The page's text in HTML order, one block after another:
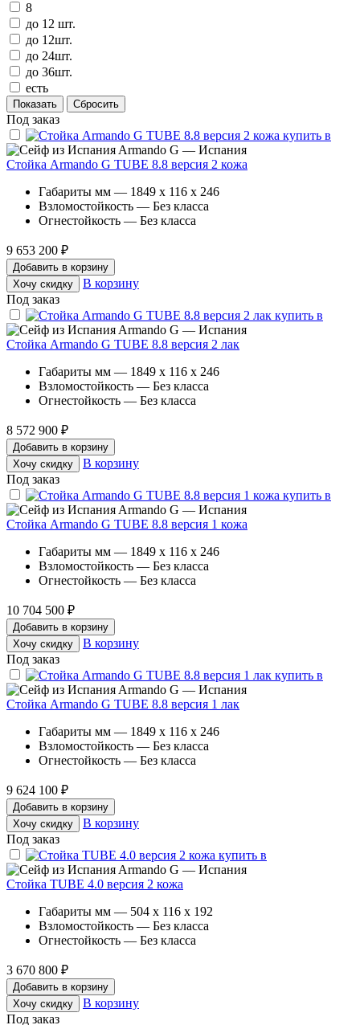
8
до 12 шт.
до 12шт.
до 24шт.
до 36шт.
есть
Под заказ
Armando G — Испания
Стойка Armando G TUBE 8.8 версия 2 кожа
Габариты мм — 1849 x 116 x 246
Взломостойкость — Без класса
Огнестойкость — Без класса
9 653 200 ₽
Добавить в корзину
Хочу скидку
В корзину
Под заказ
Armando G — Испания
Стойка Armando G TUBE 8.8 версия 2 лак
Габариты мм — 1849 x 116 x 246
Взломостойкость — Без класса
Огнестойкость — Без класса
8 572 900 ₽
Добавить в корзину
Хочу скидку
В корзину
Под заказ
Armando G — Испания
Стойка Armando G TUBE 8.8 версия 1 кожа
Габариты мм — 1849 x 116 x 246
Взломостойкость — Без класса
Огнестойкость — Без класса
10 704 500 ₽
Добавить в корзину
Хочу скидку
В корзину
Под заказ
Armando G — Испания
Стойка Armando G TUBE 8.8 версия 1 лак
Габариты мм — 1849 x 116 x 246
Взломостойкость — Без класса
Огнестойкость — Без класса
9 624 100 ₽
Добавить в корзину
Хочу скидку
В корзину
Под заказ
Armando G — Испания
Стойка TUBE 4.0 версия 2 кожа
Габариты мм — 504 x 116 x 192
Взломостойкость — Без класса
Огнестойкость — Без класса
3 670 800 ₽
Добавить в корзину
Хочу скидку
В корзину
Под заказ